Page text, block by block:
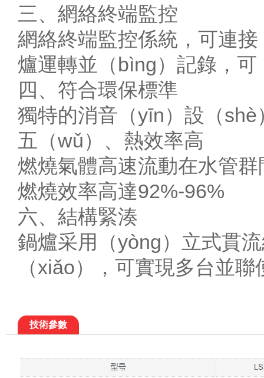
三、網絡終端監控
網絡終端監控係統，可連
爐運轉並（bìng）記錄，
四、符合環保標準
獨特的消音（yīn）設（
五（wǔ）、熱效率高
燃燒氣體高速流動在水管
燃燒效率高達92%-96%
六、結構緊湊
鍋爐采用（yòng）立式貫
（xiǎo），可實現多台並聯
技術參數